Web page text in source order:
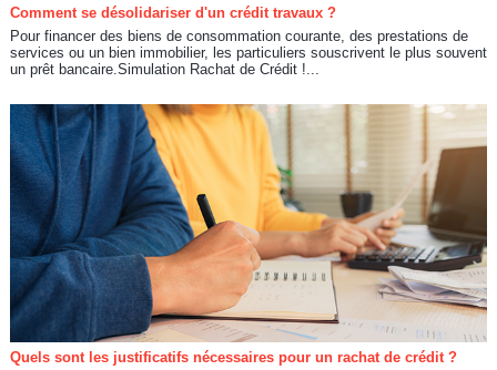
Comment se désolidariser d'un crédit travaux ?
Pour financer des biens de consommation courante, des prestations de
services ou un bien immobilier, les particuliers souscrivent le plus souvent
un prêt bancaire.Simulation Rachat de Crédit !...
Quels sont les justificatifs nécessaires pour un rachat de crédit ?